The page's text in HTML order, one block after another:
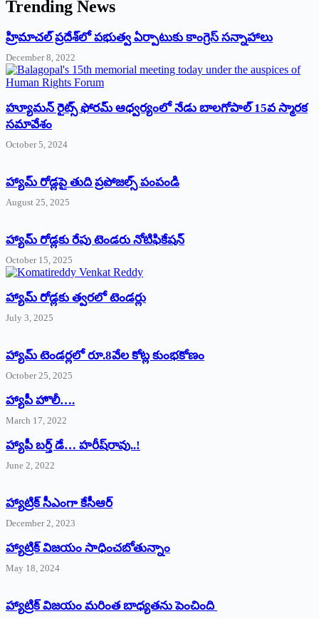
Trending News
‌హ్రిమాచల్‌ ‌ప్రదేశ్‌లో పభుత్వ ఏర్పాటుకు కాంగ్రెస్‌ ‌సన్నాహాలు
December 8, 2022
హ్యూమన్‌ రైట్స్‌ ఫోరమ్‌ ఆధ్వర్యంలో నేడు బాలగోపాల్‌ 15వ స్మారక
సమావేశం
October 5, 2024
హ్యామ్‌ రోడ్లపై తుది ప్రపోజల్స్‌ పంపండి
August 25, 2025
హ్యామ్‌ రోడ్లకు రేపు టెండరు నోటిఫికేషన్‌
October 15, 2025
హ్యామ్‌ రోడ్లకు త్వరలో టెండర్లు
July 3, 2025
హ్యామ్‌ ‌టెండర్లలో రూ.8వేల కోట్ల కుంభకోణం
October 25, 2025
హ్యాపీ హొలీ….
March 17, 2022
హ్యాపీ బర్త్ ‌డే… హరీష్‌రావు..!
June 2, 2022
హ్యాట్రిక్‌ ‌సీఎంగా కేసీఆర్‌
December 2, 2023
హ్యాట్రిక్‌ విజయం సాధించబోతున్నాం
May 18, 2024
హ్యాట్రిక్ విజయం మరింత బాధ్యతను పెంచింది